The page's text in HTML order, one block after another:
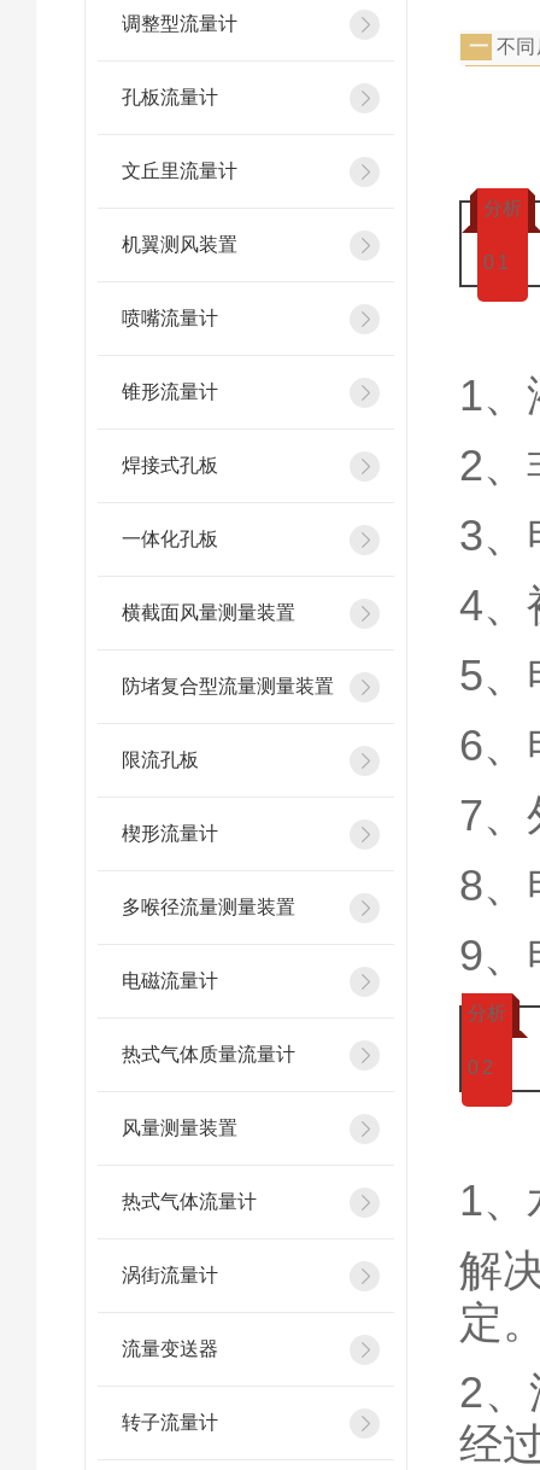
调整型流量计
孔板流量计
文丘里流量计
机翼测风装置
喷嘴流量计
锥形流量计
焊接式孔板
一体化孔板
横截面风量测量装置
防堵复合型流量测量装置
限流孔板
楔形流量计
多喉径流量测量装置
电磁流量计
热式气体质量流量计
风量测量装置
热式气体流量计
涡街流量计
流量变送器
转子流量计
一 不
分析
0 1
1
2
3
4
5、
6
7
8
9、
分析
0 2
1、
解
定
2
经